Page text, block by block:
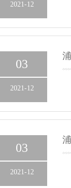
2021-12
03
2021-12
03
2021-12